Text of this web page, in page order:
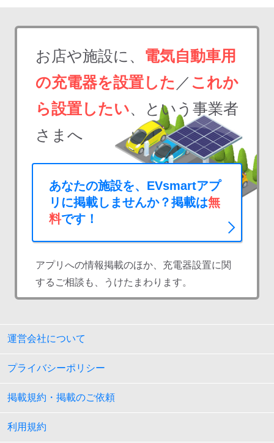
お店や施設に、 電気自動車用
の充電器を設置した ／ これか
ら設置したい、という事業者
さまへ
あなたの施設を、EVsmartアプ
リに掲載しませんか？掲載は無
料です！
アプリへの情報掲載のほか、充電器設置に関
するご相談も、うけたまわります。
運営会社について
プライバシーポリシー
掲載規約・掲載のご依頼
利用規約